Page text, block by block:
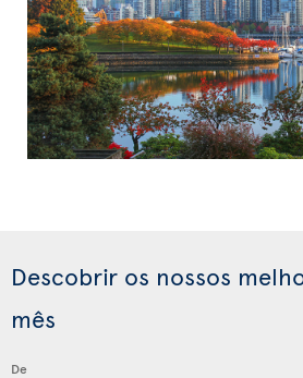
Descobrir os nossos
mês
De